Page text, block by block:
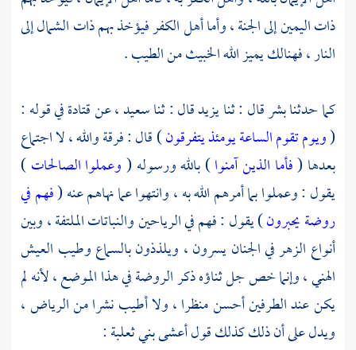
ذات اليمين إلى الجنة ، وأما أهل الكفر فيؤخذ بهم ذات الشمال إلى
النار ، فهنالك يميز الله الخبيث من الطيب .
كما حدثنابشرقال : ثنايزيدقال : ثناسعيد ،عنقتادةفي قوله :
(ويوم تقوم الساعة يومئذ يتفرقون) قال : فرقة والله ، لا اجتماع
بعدها (فأما الذين آمنوا) بالله ورسوله (وعملوا الصالحات)
يقول : وعملوا بما أمرهم الله به ، وانتهوا عما نهاهم عنه (فهم في
روضة يحبرون) يقول : فهم في الرياحين والنباتات الملتفة ، وبين
أنواع الزهر في الجنان يسرون ، ويلذذون بالسماع وطيب العيش
الهني ، وإنما خص جل ثناؤه ذكر الروضة في هذا الموضع ، لأنه لم
يكن عند الطرفين أحسن منظرا ، ولا أطيب نشرا من الرياض ،
ويدل على أن ذلك كذلك قولأعشى بني ثعلبة: